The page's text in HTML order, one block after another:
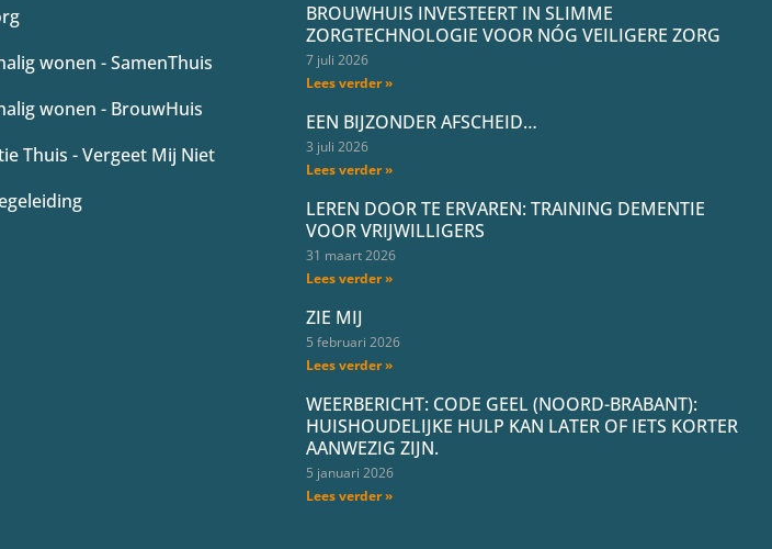
wonen - SamenThuis
wonen - BrouwHuis
Thuis - Vergeet Mij Niet
BROUWHUIS INVESTEERT IN SLIMME
ZORGTECHNOLOGIE VOOR NÓG VEILIGERE ZORG
7 juli 2026
Lees verder »
EEN BIJZONDER AFSCHEID…
3 juli 2026
Lees verder »
LEREN DOOR TE ERVAREN: TRAINING DEMENTIE
VOOR VRIJWILLIGERS
31 maart 2026
Lees verder »
ZIE MIJ
5 februari 2026
Lees verder »
WEERBERICHT: CODE GEEL (NOORD-BRABANT):
HUISHOUDELIJKE HULP KAN LATER OF IETS KORTER
AANWEZIG ZIJN.
5 januari 2026
Lees verder »